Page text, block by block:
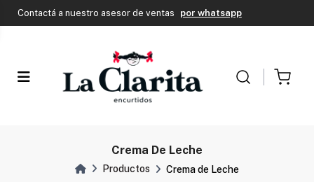
Contactá a nuestro asesor de ventas
por whatsapp
Envío Gratis en CABA si tu compra supera los $150.000
Crema De Leche
Productos Crema de Leche